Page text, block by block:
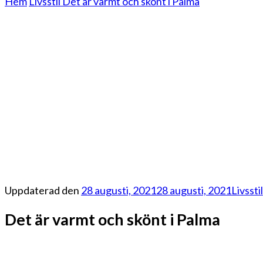
Uppdaterad den 28 augusti, 202128 augusti, 2021Livsstil
Det är varmt och skönt i Palma